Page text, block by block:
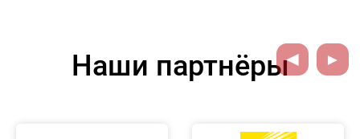
Наши партнёры